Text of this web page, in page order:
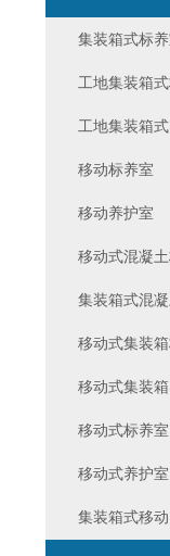
集装箱式标
工地集装箱
工地集装箱
移动标养室
移动养护室
移动式混凝
集装箱式混
移动式集装
移动式集装
移动式标养室
移动式养护室
集装箱式移